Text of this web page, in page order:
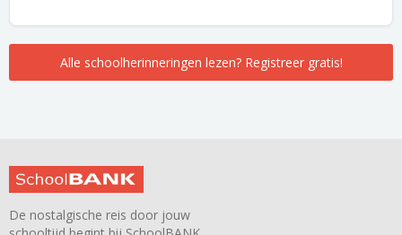
Alle schoolherinneringen lezen? Registreer gratis!
De nostalgische reis door jouw